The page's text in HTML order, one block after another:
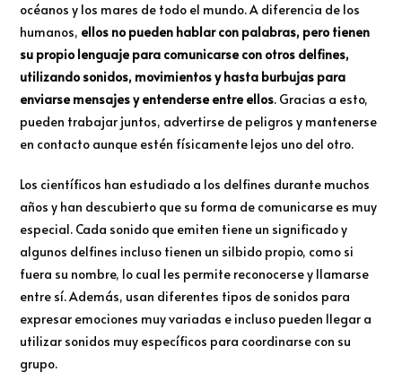
océanos y los mares de todo el mundo. A diferencia de los
humanos, ellos no pueden hablar con palabras, pero tienen
su propio lenguaje para comunicarse con otros delfines,
utilizando sonidos, movimientos y hasta burbujas para
enviarse mensajes y entenderse entre ellos. Gracias a esto,
pueden trabajar juntos, advertirse de peligros y mantenerse
en contacto aunque estén físicamente lejos uno del otro.
Los científicos han estudiado a los delfines durante muchos
años y han descubierto que su forma de comunicarse es muy
especial. Cada sonido que emiten tiene un significado y
algunos delfines incluso tienen un silbido propio, como si
fuera su nombre, lo cual les permite reconocerse y llamarse
entre sí. Además, usan diferentes tipos de sonidos para
expresar emociones muy variadas e incluso pueden llegar a
utilizar sonidos muy específicos para coordinarse con su
grupo.